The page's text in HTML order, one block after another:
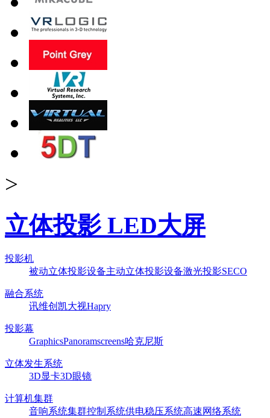
>
立体投影 LED大屏
投影机
被动立体投影设备主动立体投影设备激光投影SECO
融合系统
讯维创凯大视Hapry
投影幕
GraphicsPanoramscreens哈克尼斯
立体发生系统
3D显卡3D眼镜
计算机集群
音响系统集群控制系统供电稳压系统高速网络系统